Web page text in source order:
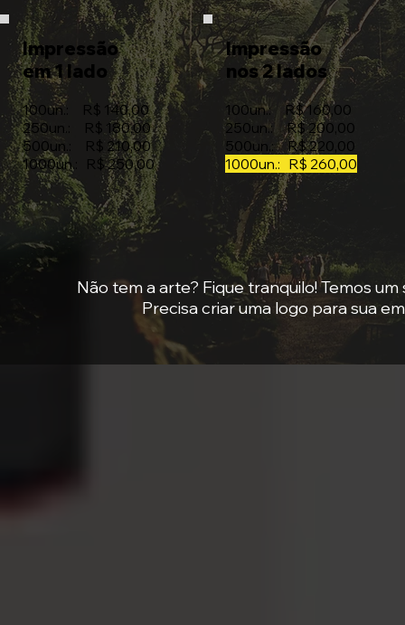
Impressão
em 1 lado
100un.: R$ 140,00
250un.: R$ 180,00
500un.: R$ 210,00
1000un.: R$ 250,00
Impressão
nos 2 lados
100un.: R$ 160,00
250un.: R$ 200,00
500un.: R$ 220,00
1000un.: R$ 260,00
Não tem a arte? Fique tranquilo! Temos
Precisa criar uma logo para sua